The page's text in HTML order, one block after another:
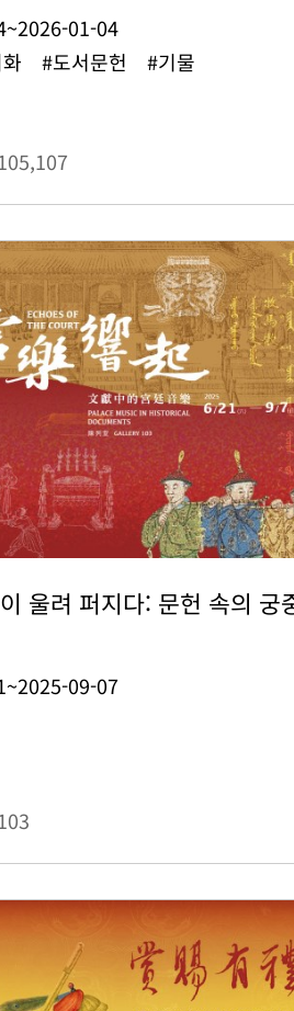
01-04
#도서문헌 #기물
울려 퍼지다: 문헌 속의 궁
09-07